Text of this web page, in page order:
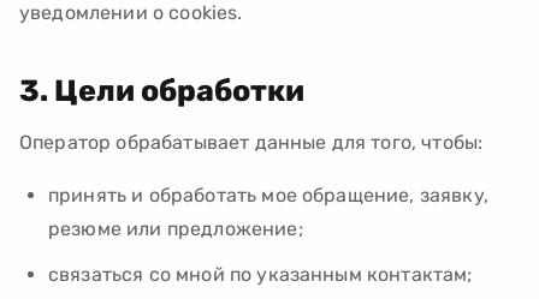
уведомлении о cookies.
3. Цели обработки
Оператор обрабатывает данные для того, чтобы:
принять и обработать мое обращение, заявку,
резюме или предложение;
связаться со мной по указанным контактам;